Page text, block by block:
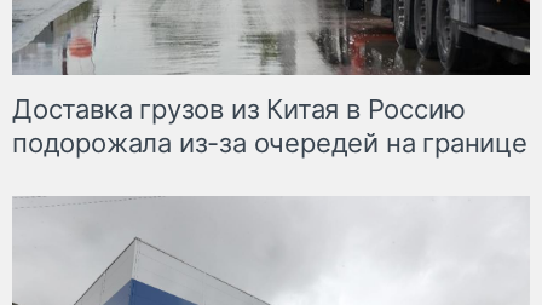
Доставка грузов из Китая в Россию
подорожала из-за очередей на границе